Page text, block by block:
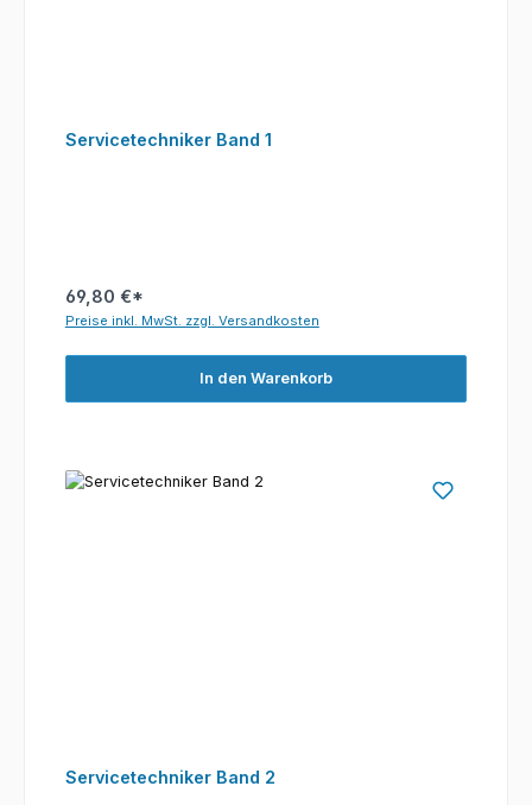
Servicetechniker Band 1
69,80 €*
Preise inkl. MwSt. zzgl. Versandkosten
In den Warenkorb
Servicetechniker Band 2